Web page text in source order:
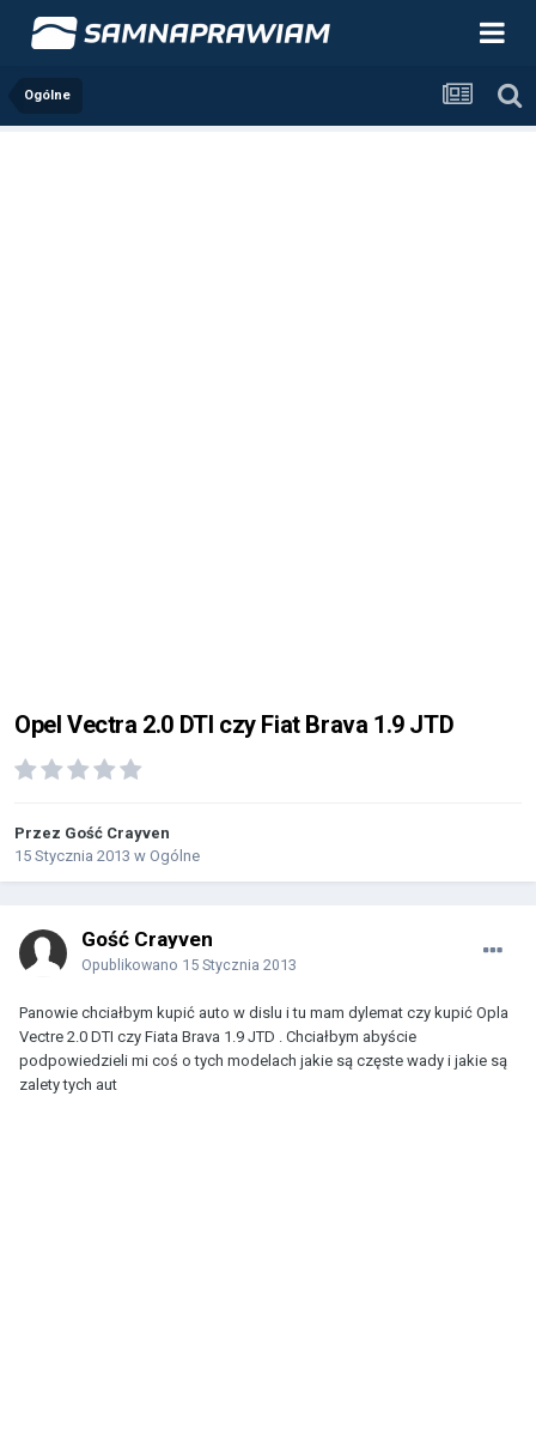
Ogólne
Opel Vectra 2.0 DTI czy Fiat Brava 1.9 JTD
Przez Gość Crayven
15 Stycznia 2013 w Ogólne
Gość Crayven
Opublikowano 15 Stycznia 2013
Panowie chciałbym kupić auto w dislu i tu mam dylemat czy kupić Opla
Vectre 2.0 DTI czy Fiata Brava 1.9 JTD . Chciałbym abyście
podpowiedzieli mi coś o tych modelach jakie są częste wady i jakie są
zalety tych aut